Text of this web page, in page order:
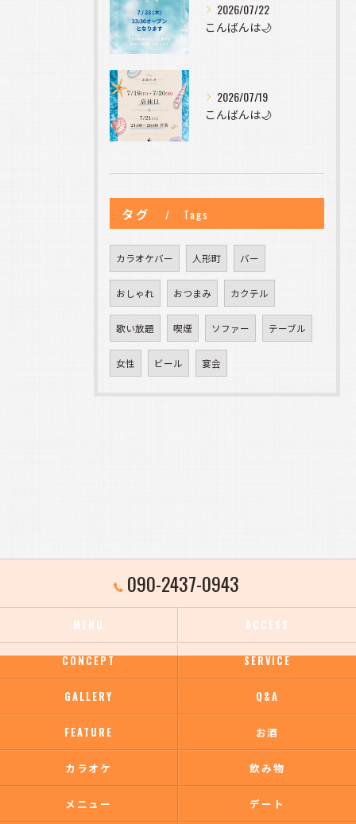
2026/07/22
こんばんは🌙
2026/07/19
こんばんは🌙
タグ Tags
カラオケバー 人形町 バー
おしゃれ おつまみ カクテル
歌い放題 喫煙 ソファー テーブル
女性 ビール 宴会
090-2437-0943
MENU ACCESS
CONCEPT SERVICE
GALLERY Q&A
FEATURE お酒
カラオケ 飲み物
メニュー デート